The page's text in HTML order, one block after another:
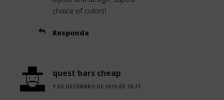
choice of colors!
Responda
quest bars cheap
9 DE DEZEMBRO DE 2019 ÀS 15:31